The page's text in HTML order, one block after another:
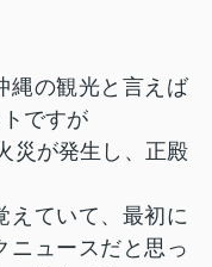
縄の観光と言えば
ですが
災が発生し、正殿
えていて、最初に
ニュースだと思っ